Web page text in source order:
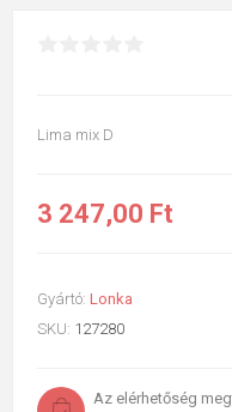
Lima mix D
3 247,00 Ft
Gyártó: Lonka
SKU: 127280
Az elérhetőség